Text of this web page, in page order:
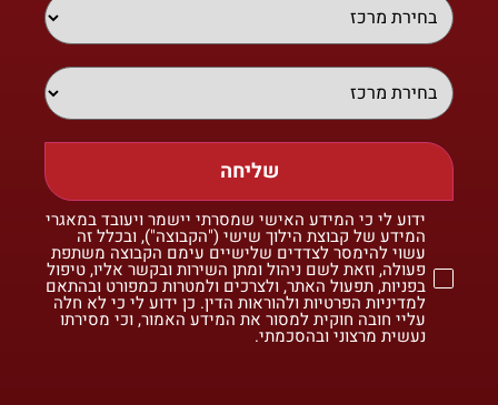
שליחה
ידוע לי כי המידע האישי שמסרתי יישמר ויעובד במאגרי
המידע של קבוצת הילוך שישי ("הקבוצה"), ובכלל זה
עשוי להימסר לצדדים שלישיים עימם הקבוצה משתפת
פעולה, וזאת לשם ניהול ומתן השירות ובקשר אליו, טיפול
בפניות, תפעול האתר, ולצרכים ולמטרות כמפורט ובהתאם
למדיניות הפרטיות ולהוראות הדין. כן ידוע לי כי לא חלה
עליי חובה חוקית למסור את המידע האמור, וכי מסירתו
נעשית מרצוני ובהסכמתי.